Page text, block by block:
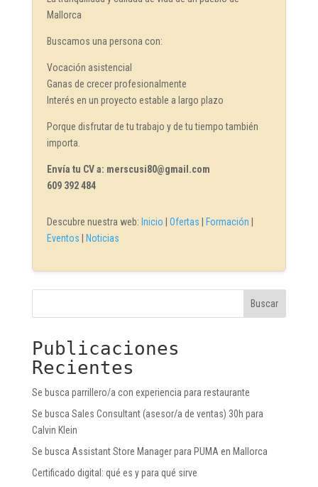
Mallorca
Buscamos una persona con:
Vocación asistencial
Ganas de crecer profesionalmente
Interés en un proyecto estable a largo plazo
Porque disfrutar de tu trabajo y de tu tiempo también
importa.
Envía tu CV a: merscusi80@gmail.com
609 392 484
Descubre nuestra web: Inicio Ofertas Formación
Eventos
Noticias
Buscar
Publicaciones
Recientes
Se busca parrillero/a con experiencia para restaurante
Se busca Sales Consultant (asesor/a de ventas) 30h para
Calvin Klein
Se busca Assistant Store Manager para PUMA en Mallorca
Certificado digital: qué es y para qué sirve